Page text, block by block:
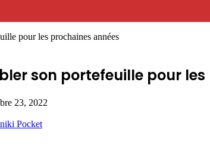
pour les prochaines années
son portefeuille pour
23, 2022
Pocket